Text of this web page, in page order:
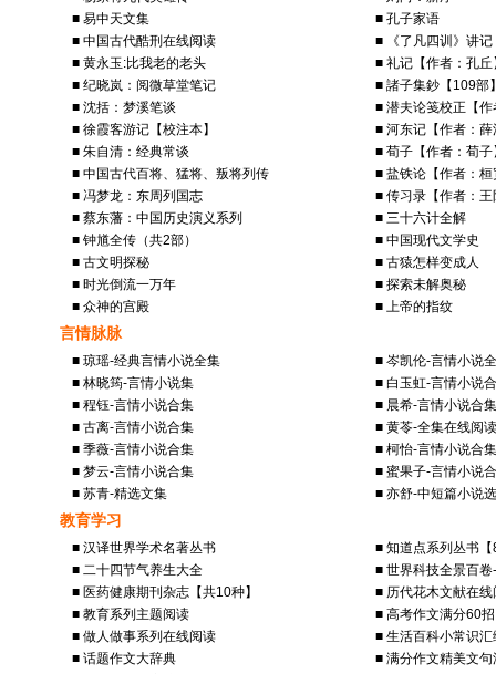
■ 易中天文集
■ 孔子家语
■ 中国古代酷刑在线阅读
■ 《了凡四训》讲记
■ 黄永玉:比我老的老头
■ 礼记【作者：孔丘
■ 纪晓岚：阅微草堂笔记
■ 諸子集鈔【109部
■ 沈括：梦溪笔谈
■ 潜夫论笺校正【
■ 徐霞客游记【校注本】
■ 河东记【作者：薛
■ 朱自清：经典常谈
■ 荀子【作者：荀子
■ 中国古代百将、猛将、叛将列传
■ 盐铁论【作者：桓
■ 冯梦龙：东周列国志
■ 传习录【作者：王
■ 蔡东藩：中国历史演义系列
■ 三十六计全解
■ 钟馗全传（共2部）
■ 中国现代文学史
■ 古文明探秘
■ 古猿怎样变成人
■ 时光倒流一万年
■ 探索未解奥秘
■ 众神的宫殿
■ 上帝的指纹
言情脉脉
■ 琼瑶-经典言情小说全集
■ 岑凯伦-言情小说
■ 林晓筠-言情小说集
■ 白玉虹-言情小说
■ 程钰-言情小说合集
■ 晨希-言情小说合集
■ 古离-言情小说合集
■ 黄苓-全集在线阅读
■ 季薇-言情小说合集
■ 柯怡-言情小说合集
■ 梦云-言情小说合集
■ 蜜果子-言情小说
■ 苏青-精选文集
■ 亦舒-中短篇小说选
教育学习
■ 汉译世界学术名著丛书
■ 知道点系列丛书【
■ 二十四节气养生大全
■ 世界科技全景百
■ 医药健康期刊杂志【共10种】
■ 历代花木文献在线
■ 教育系列主题阅读
■ 高考作文满分60招
■ 做人做事系列在线阅读
■ 生活百科小常识汇
■ 话题作文大辞典
■ 满分作文精美文句